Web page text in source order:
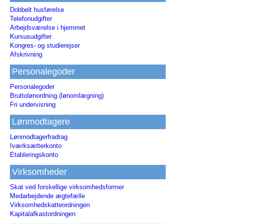
Dobbelt husførelse
Telefonudgifter
Arbejdsværelse i hjemmet
Kursusudgifter
Kongres- og studierejser
Afskrivning
Personalegoder
Personalegoder
Bruttolønordning (lønomlægning)
Fri undervisning
Lønmodtagere
Lønmodtagerfradrag
Iværksætterkonto
Etableringskonto
Virksomheder
Skat ved forskellige virksomhedsformer
Medarbejdende ægtefælle
Virksomhedskatteordningen
Kapitalafkastordningen